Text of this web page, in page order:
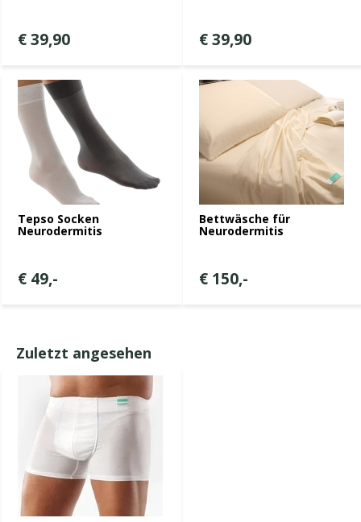
€ 39,90 € 39,90
Tepso Socken
Neurodermitis
€ 49,-
Bettwäsche für
Neurodermitis
€ 150,-
Zuletzt angesehen